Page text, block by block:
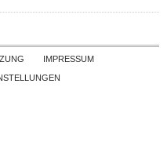
to contentIMPRESSUM